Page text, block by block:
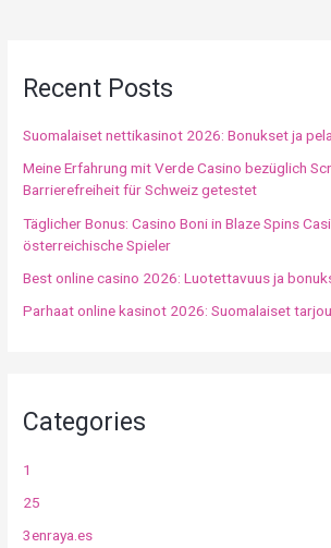
Recent Posts
Suomalaiset nettikasinot 2026: Bonukset ja
Meine Erfahrung mit Verde Casino bezüglich
Barrierefreiheit für Schweiz getestet
Täglicher Bonus: Casino Boni in Blaze Spins
österreichische Spieler
Best online casino 2026: Luotettavuus ja
Parhaat online kasinot 2026: Suomalaiset
Categories
1
25
3enraya.es